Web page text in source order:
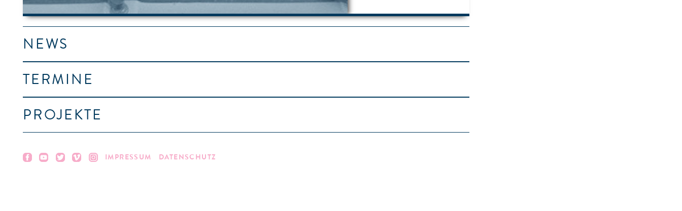
NEWS
TERMINE
PROJEKTE
IMPRESSUM DATENSCHUTZ